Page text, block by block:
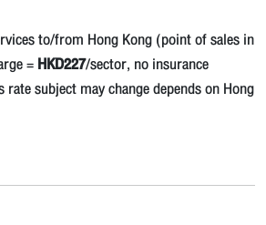
to/from Hong Kong (point of sales in
=HKD227/sector, no insurance
subject may change depends on Hong